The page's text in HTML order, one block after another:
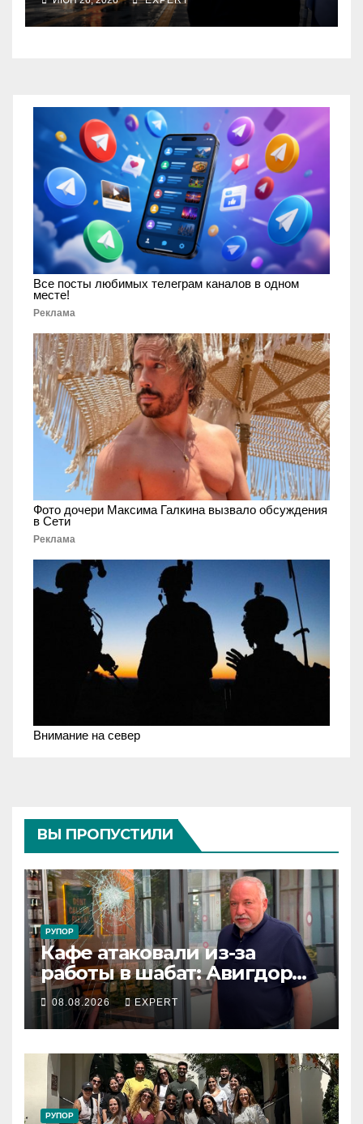
Все посты любимых телеграм каналов в одном
месте!
Реклама
Фото дочери Максима Галкина вызвало обсуждения
в Сети
Реклама
Внимание на север
ВЫ ПРОПУСТИЛИ
РУПОР
Кафе атаковали из-за
работы в шабат: Авигдор
Либерман приехал
поддержать владельцев
08.08.2026 EXPERT
РУПОР